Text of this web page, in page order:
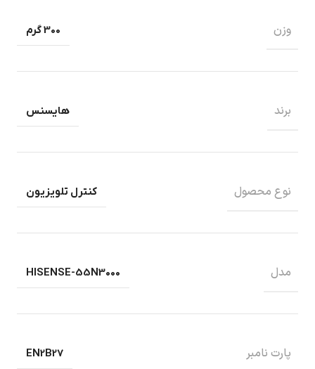
وزن 300 گرم
برند هایسنس
نوع محصول کنترل تلویزیون
مدل HISENSE-55N3000
پارت نامبر EN2B27